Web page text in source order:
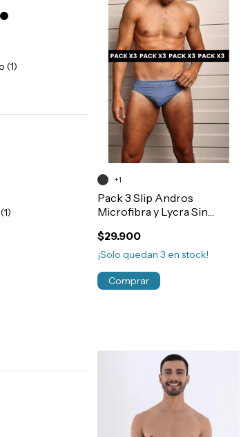
(1)
Pack 3 Slip Andros
Microfibra y Lycra Sin
$29.900
¡Solo quedan3 en stock!
+1
Comprar